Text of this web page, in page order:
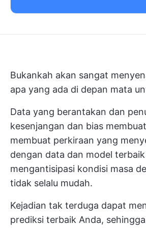
Bukankah akan sangat
apa yang ada di depan mata
Data yang berantakan dan
kesenjangan dan bias
membuat perkiraan yang
dengan data dan model
mengantisipasi kondisi masa
tidak selalu mudah.
Kejadian tak terduga dapat
prediksi terbaik Anda,